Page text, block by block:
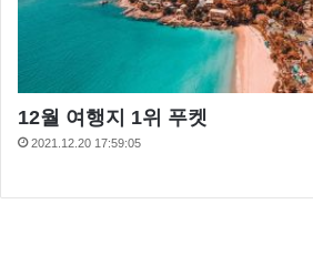
12월 여행지 1위 푸켓
2021.12.20 17:59:05